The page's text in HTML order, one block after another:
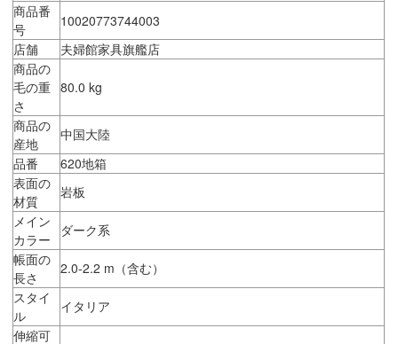
商品番
号
10020773744003
店舗
夫婦館家具旗艦店
商品の
毛の重
さ
80.0 kg
商品の
産地
中国大陸
品番
620地箱
表面の
材質
岩板
メイン
カラー
ダーク系
帳面の
長さ
2.0-2.2 m（含む）
スタイ
ル
イタリア
伸縮可